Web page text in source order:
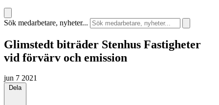
Sök medarbetare, nyheter...
Glimstedt biträder Stenhus Fastigheter
vid förvärv och emission
jun 7 2021
Dela